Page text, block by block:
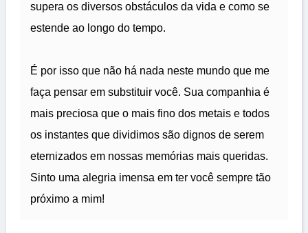
supera os diversos obstáculos da vida e como se
estende ao longo do tempo.
É por isso que não há nada neste mundo que me
faça pensar em substituir você. Sua companhia é
mais preciosa que o mais fino dos metais e todos
os instantes que dividimos são dignos de serem
eternizados em nossas memórias mais queridas.
Sinto uma alegria imensa em ter você sempre tão
próximo a mim!